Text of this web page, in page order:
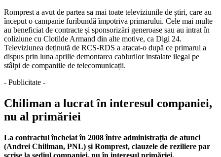
Romprest a avut de partea sa mai toate televiziunile de știri, care au
început o campanie furibundă împotriva primarului. Cele mai multe
au beneficiat de contracte și sponsorizări generoase sau au intrat în
coliziune cu Clotilde Armand din alte motive, ca Digi 24.
Televiziunea deținută de RCS-RDS a atacat-o după ce primarul a
dispus prin luna aprilie demontarea cablurilor instalate ilegal pe
stâlpi de companiile de telecomunicații.
- Publicitate -
Chiliman a lucrat în interesul companiei,
nu al primăriei
La contractul încheiat în 2008 între administrația de atunci
(Andrei Chiliman, PNL) și Romprest, clauzele de reziliere par
scrise la sediul companiei, nu în interesul primăriei.